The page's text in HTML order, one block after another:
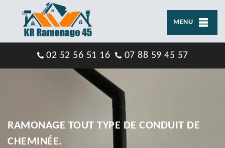
MENU
02 52 56 51 16 07 88 59 45 57
RAMONAGE TOUT TYPE DE CONDUIT DE
CHEMINÉE.